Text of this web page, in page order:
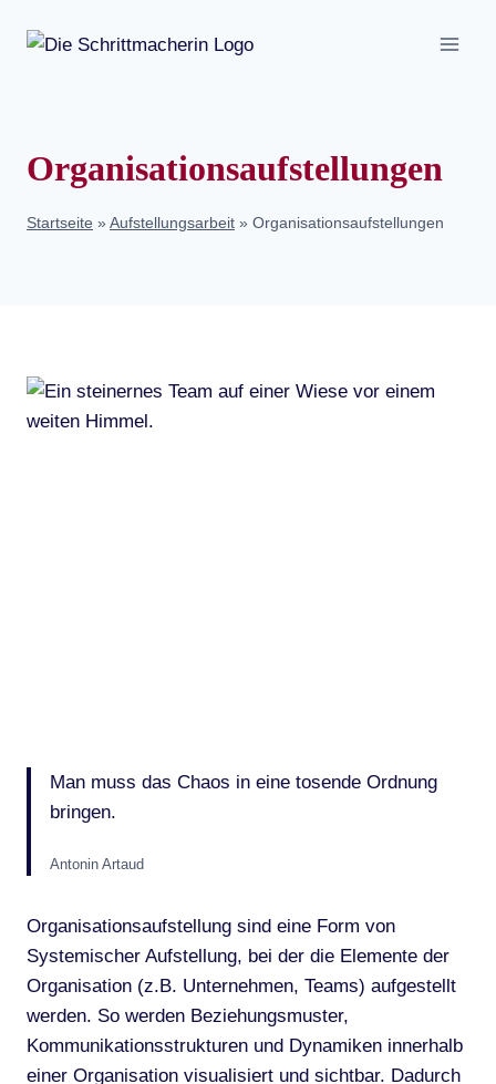
Inhalt
Organisationsaufstellungen
Startseite » Aufstellungsarbeit » Organisationsaufstellungen
Man muss das Chaos in eine tosende Ordnung
bringen.
Antonin Artaud
Organisationsaufstellung sind eine Form von
Systemischer Aufstellung, bei der die Elemente der
Organisation (z.B. Unternehmen, Teams) aufgestellt
werden. So werden Beziehungsmuster,
Kommunikationsstrukturen und Dynamiken innerhalb
einer Organisation visualisiert und sichtbar. Dadurch